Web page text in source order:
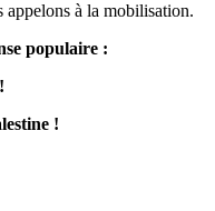
à la mobilisation.
populaire :
!